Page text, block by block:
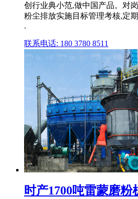
创行业典小范,做中国产品。对
粉尘排放实施目标管理考核,定
.
联系电话: 180 3780 8511
时产1700吨雷蒙磨粉